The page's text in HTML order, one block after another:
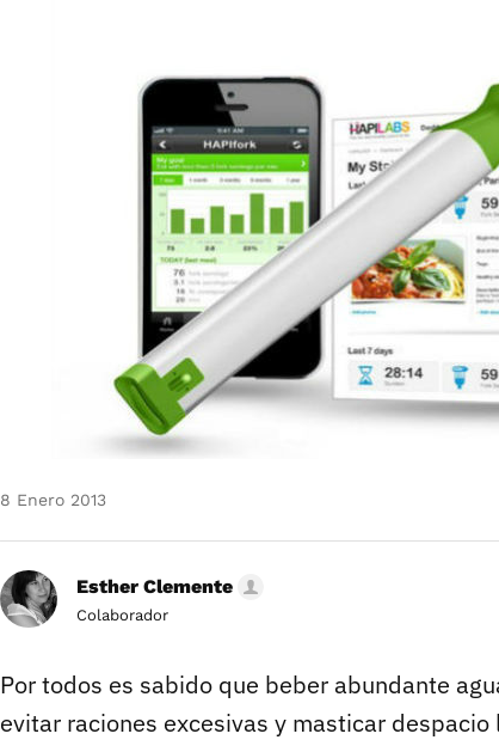
8 Enero 2013
Esther Clemente
Colaborador
Por todos es sabido que beber abundante
evitar raciones excesivas y masticar